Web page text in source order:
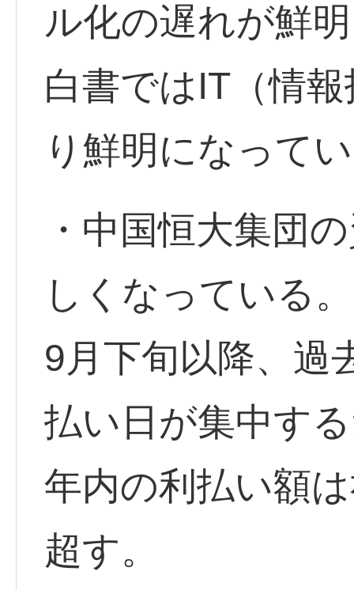
ル化の遅れが鮮
白書ではIT（情
り鮮明になって
・中国恒大集団
しくなっている。
9月下旬以降、過
払い日が集中す
年内の利払い額
超す。